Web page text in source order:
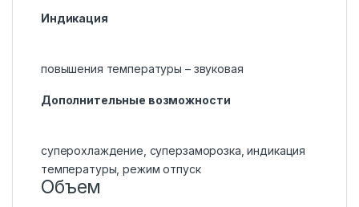
Индикация
повышения температуры – звуковая
Дополнительные возможности
суперохлаждение, суперзаморозка, индикация
температуры, режим отпуск
Объем